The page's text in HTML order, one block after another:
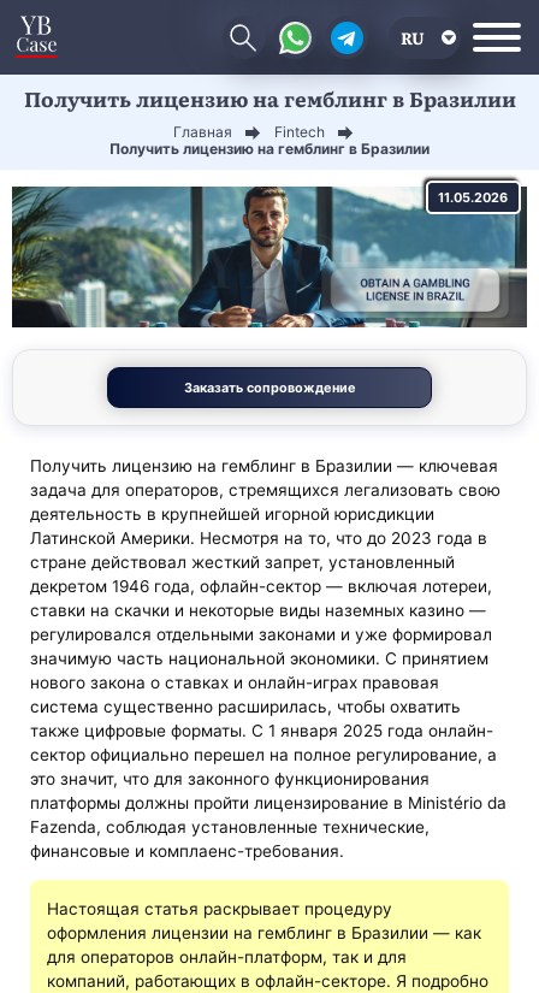
RU
EN
Получить лицензию на гемблинг в Бразилии
Главная
Fintech
Получить лицензию на гемблинг в Бразилии
11.05.2026
Заказать сопровождение
Получить лицензию на гемблинг в Бразилии — ключевая
задача для операторов, стремящихся легализовать свою
деятельность в крупнейшей игорной юрисдикции
Латинской Америки. Несмотря на то, что до 2023 года в
стране действовал жесткий запрет, установленный
декретом 1946 года, офлайн-сектор — включая лотереи,
ставки на скачки и некоторые виды наземных казино —
регулировался отдельными законами и уже формировал
значимую часть национальной экономики. С принятием
нового закона о ставках и онлайн-играх правовая
система существенно расширилась, чтобы охватить
также цифровые форматы. С 1 января 2025 года онлайн-
сектор официально перешел на полное регулирование, а
это значит, что для законного функционирования
платформы должны пройти лицензирование в Ministério da
Fazenda, соблюдая установленные технические,
финансовые и комплаенс-требования.
Настоящая статья раскрывает процедуру
оформления лицензии на гемблинг в Бразилии — как
для операторов онлайн-платформ, так и для
компаний, работающих в офлайн-секторе. Я подробно